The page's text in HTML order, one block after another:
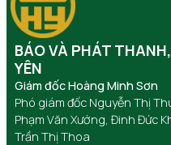
BÁO VÀ PHÁT
YÊN
Giám đốc Hoàng Minh Sơn
Phó giám đốc Nguyễn Thị
Phạm Văn Xướng, Đinh Đức
Trần Thị Thoa